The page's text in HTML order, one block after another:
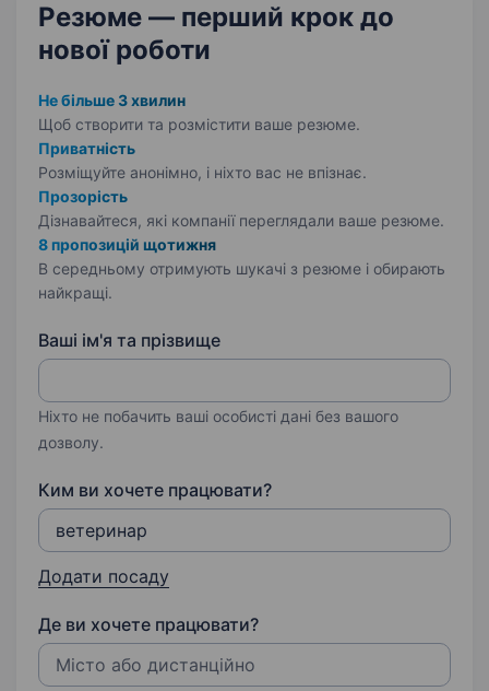
Резюме — перший крок до
нової роботи
Не більше 3 хвилин
Щоб створити та розмістити ваше резюме.
Приватність
Розміщуйте анонімно, і ніхто вас не впізнає.
Прозорість
Дізнавайтеся, які компанії переглядали ваше резюме.
8 пропозицій щотижня
В середньому отримують шукачі з резюме і обирають
найкращі.
Ваші ім'я та прізвище
Ніхто не побачить ваші особисті дані без вашого
дозволу.
Ким ви хочете працювати?
Додати посаду
Де ви хочете працювати?